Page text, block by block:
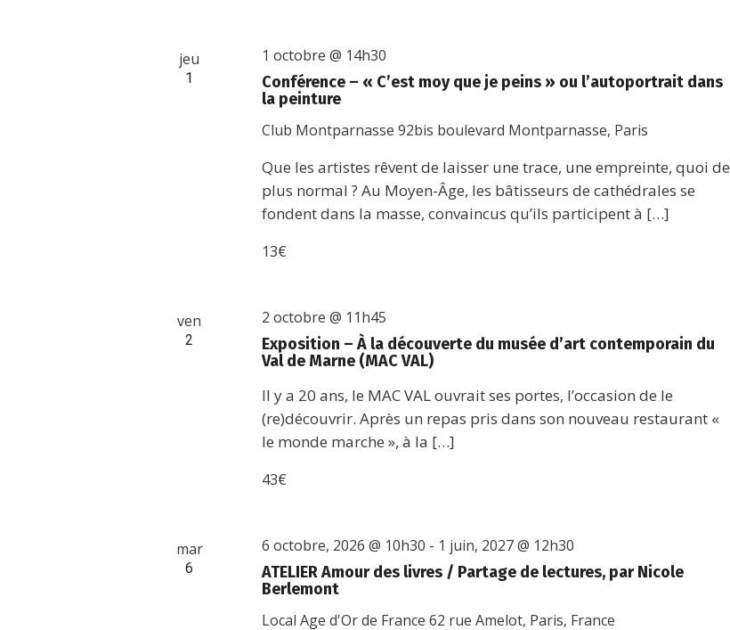
jeu
1
Conférence – « C’est moy que je peins » ou l’autoportrait dans
la peinture
1 octobre @ 14h30
Club Montparnasse92bis boulevard Montparnasse, Paris
Que les artistes rêvent de laisser une trace, une empreinte, quoi de
plus normal ? Au Moyen-Âge, les bâtisseurs de cathédrales se
fondent dans la masse, convaincus qu’ils participent à […]
13€
ven
2
Exposition – À la découverte du musée d’art contemporain du
Val de Marne (MAC VAL)
2 octobre @ 11h45
Il y a 20 ans, le MAC VAL ouvrait ses portes, l’occasion de le
(re)découvrir. Après un repas pris dans son nouveau restaurant «
le monde marche », à la […]
43€
mar
6
ATELIER Amour des livres / Partage de lectures, par Nicole
Berlemont
6 octobre, 2026 @ 10h30 - 1 juin, 2027 @ 12h30
Local Age d'Or de France62 rue Amelot, Paris, France